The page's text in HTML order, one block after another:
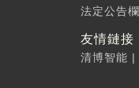
法定公告欄
友情鏈接
清博智能 |